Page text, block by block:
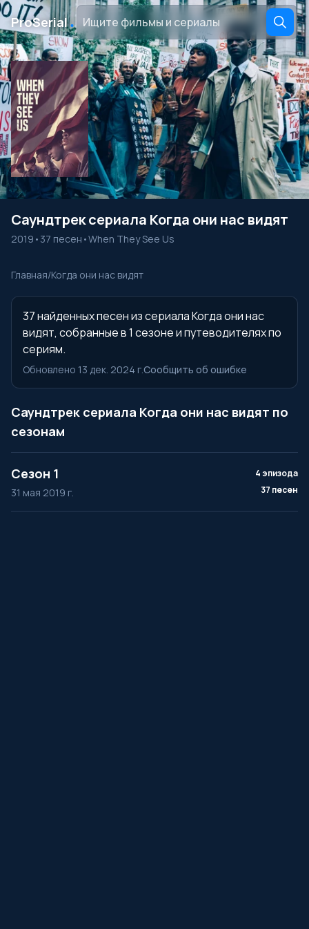
ProSerial․
Саундтрек сериала Когда они нас видят
2019 • 37 песен •When They See Us
Главная/Когда они нас видят
37 найденных песен из сериала Когда они нас
видят, собранные в 1 сезоне и путеводителях по
сериям.
Обновлено 13 дек. 2024 г.Сообщить об ошибке
Саундтрек сериала Когда они нас видят по
сезонам
Сезон 1
31 мая 2019 г.
4 эпизода
37 песен